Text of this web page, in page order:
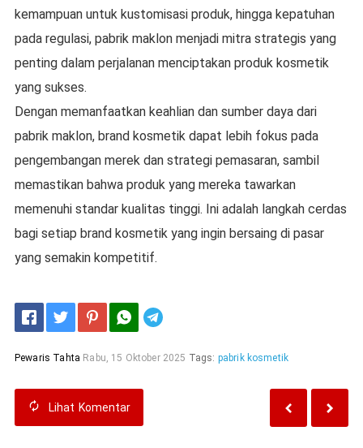
kemampuan untuk kustomisasi produk, hingga kepatuhan
pada regulasi, pabrik maklon menjadi mitra strategis yang
penting dalam perjalanan menciptakan produk kosmetik
yang sukses.
Dengan memanfaatkan keahlian dan sumber daya dari
pabrik maklon, brand kosmetik dapat lebih fokus pada
pengembangan merek dan strategi pemasaran, sambil
memastikan bahwa produk yang mereka tawarkan
memenuhi standar kualitas tinggi. Ini adalah langkah cerdas
bagi setiap brand kosmetik yang ingin bersaing di pasar
yang semakin kompetitif.
Pewaris Tahta Rabu, 15 Oktober 2025 Tags: pabrik kosmetik
Lihat Komentar